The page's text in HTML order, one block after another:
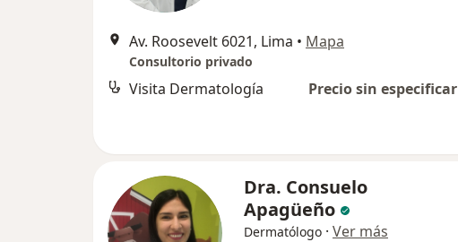
Av. Roosevelt 6021, Lima • Mapa
Consultorio privado
Visita Dermatología Precio sin especificar
Dra. Consuelo
Apagüeño
Dermatólogo · Ver más